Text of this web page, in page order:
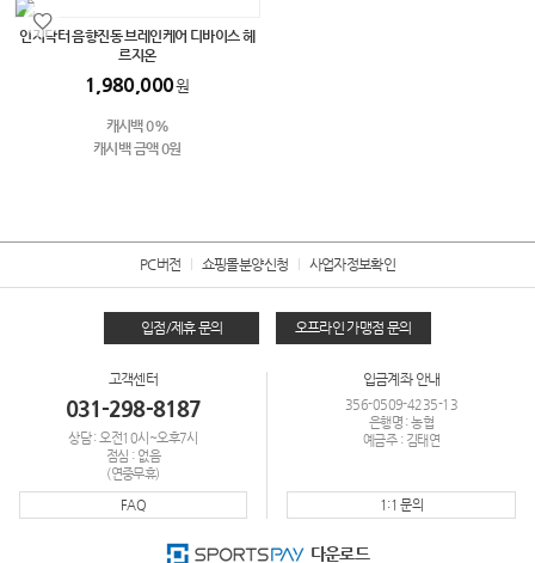
인지닥터 음향진동 브레인케어 디바이스 헤
르지온
1,980,000원
캐시백 0%
캐시백 금액 0원
PC버전 쇼핑몰분양신청 사업자정보확인
입점/제휴 문의 오프라인 가맹점 문의
고객센터
031-298-8187
상담 : 오전10시~오후7시
점심 : 없음
(연중무휴)
FAQ
입금계좌 안내
356-0509-4235-13
은행명 : 농협
예금주 : 김태연
1:1 문의
다운로드